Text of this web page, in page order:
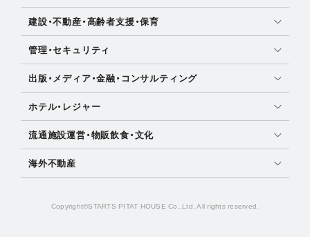
建設・不動産・高齢者支援・保育
土地活用・免震住宅
新築分譲マンション・新築戸建
注文住宅・リフォーム
賃貸・売買物件情報
介護・認可保育園
管理・セキュリティ
マンション・アパート管理
社宅管理
時間貸し駐車場
ビル管理
出版・メディア・金融・コンサルティング
女性・OL向け情報
住宅ローン
保険・資産運用
不動産信託
ホテル・レジャー
ディズニーリゾート(R)パートナーホテル
ビジネスホテル(葛西 ・西葛西 ・流山おおたかの森
)
日光温泉・川治温泉
茨城 ゴルフ場
流通施設運営・物販飲食・文化
ショッピングセンター
和風レストラン(京橋・新浦安)
海外不動産
Copyright©STARTS PITAT HOUSE Co.,Ltd. All rights reserved.